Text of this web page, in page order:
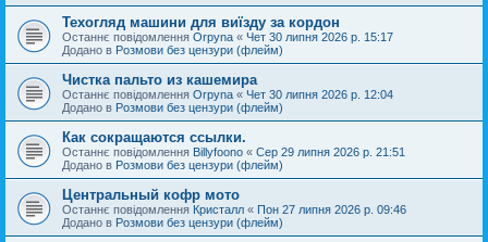
Техогляд машини для виїзду за кордон
Останнє повідомлення Orpyna « Чет 30 липня 2026 р. 15:17
Додано в Розмови без цензури (флейм)
Чистка пальто из кашемира
Останнє повідомлення Orpyna « Чет 30 липня 2026 р. 12:04
Додано в Розмови без цензури (флейм)
Как сокращаются ссылки.
Останнє повідомлення Billyfoono « Сер 29 липня 2026 р. 21:51
Додано в Розмови без цензури (флейм)
Центральный кофр мото
Останнє повідомлення Кристалл « Пон 27 липня 2026 р. 09:46
Додано в Розмови без цензури (флейм)